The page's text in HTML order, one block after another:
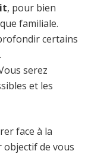
, pour bien
familiale.
certains
serez
et les
face à la
de vous